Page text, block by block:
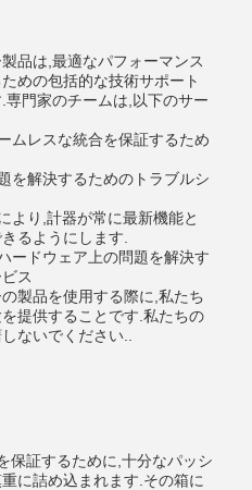
品は,最適なパフォーマンス
めの包括的な技術サポート
門家のチームは,以下のサー
ムレスな統合を保証するため
を解決するためのトラブルシ
より,計器が常に最新機能と
るようにします.
ードウェア上の問題を解決す
ス
製品を使用する際に,私たち
提供することです.私たちの
ないでください..
保証するために,十分なパッシ
に詰め込まれます.その箱に